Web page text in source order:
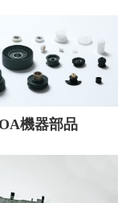
OA機器部品